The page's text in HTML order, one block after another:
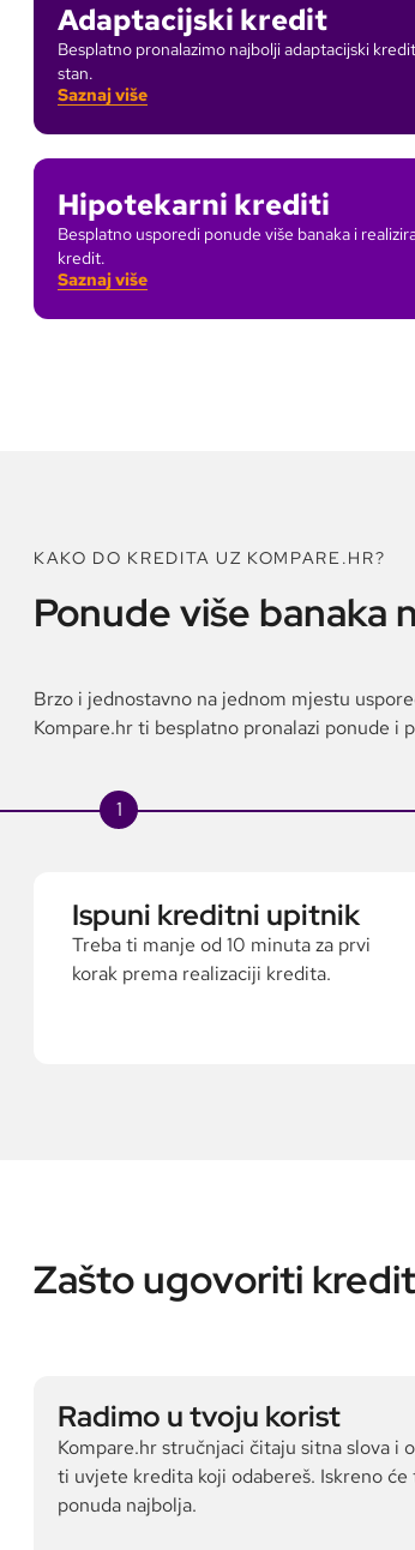
Adaptacijski kredit
Besplatno pronalazimo najbolji adaptacijski
stan.
Saznaj više
Hipotekarni krediti
Besplatno usporedi ponude više banaka i
kredit.
Saznaj više
KAKO DO KREDITA UZ KOMPARE.HR?
Ponude više banaka
Brzo i jednostavno na jednom mjestu
Kompare.hr ti besplatno pronalazi ponude i
1
Ispuni kreditni upitnik
Treba ti manje od 10 minuta za prvi
korak prema realizaciji kredita.
Zašto ugovoriti
Radimo u tvoju korist
Kompare.hr stručnjaci čitaju sitna slova i
ti uvjete kredita koji odabereš. Iskreno će
ponuda najbolja.